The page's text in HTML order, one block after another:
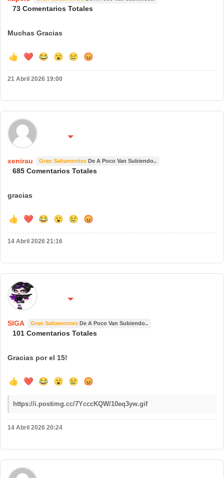
73 Comentarios Totales
Muchas Gracias
👍 ❤️ 😂 😮 😢 😡
21 Abril 2026 19:00
xenirau Gran Saltamontes De A Poco Van Subiendo..
685 Comentarios Totales
gracias
👍 ❤️ 😂 😮 😢 😡
14 Abril 2026 21:16
SIGA Gran Saltamontes De A Poco Van Subiendo..
101 Comentarios Totales
Gracias por el 15!
👍 ❤️ 😂 😮 😢 😡
https://i.postimg.cc/7YcccKQW/10eq3yw.gif
14 Abril 2026 20:24